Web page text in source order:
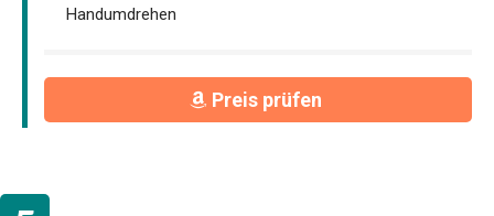
Handumdrehen
Preis prüfen